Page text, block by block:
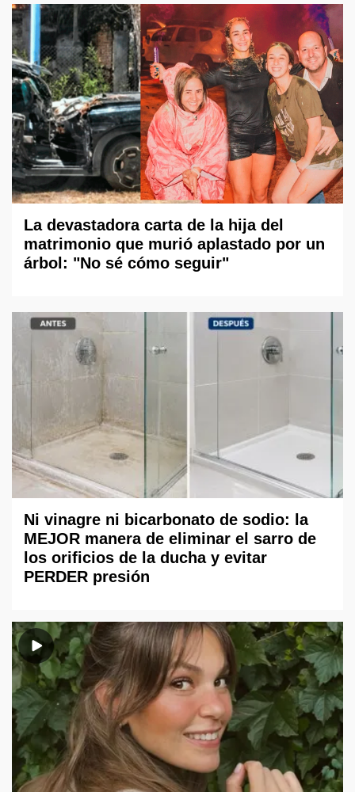
La devastadora carta de la hija del
matrimonio que murió aplastado por un
árbol: "No sé cómo seguir"
Ni vinagre ni bicarbonato de sodio: la
MEJOR manera de eliminar el sarro de
los orificios de la ducha y evitar
PERDER presión